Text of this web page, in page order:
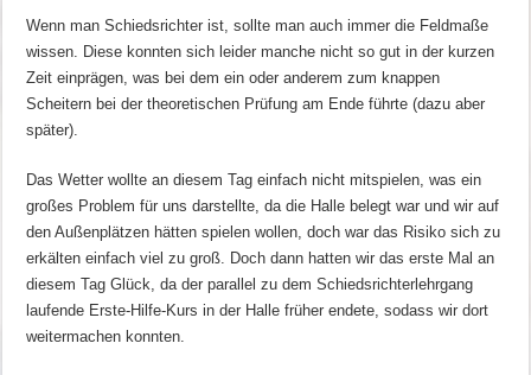
Wenn man Schiedsrichter ist, sollte man auch immer die Feldmaße
wissen. Diese konnten sich leider manche nicht so gut in der kurzen
Zeit einprägen, was bei dem ein oder anderem zum knappen
Scheitern bei der theoretischen Prüfung am Ende führte (dazu aber
später).
Das Wetter wollte an diesem Tag einfach nicht mitspielen, was ein
großes Problem für uns darstellte, da die Halle belegt war und wir auf
den Außenplätzen hätten spielen wollen, doch war das Risiko sich zu
erkälten einfach viel zu groß. Doch dann hatten wir das erste Mal an
diesem Tag Glück, da der parallel zu dem Schiedsrichterlehrgang
laufende Erste-Hilfe-Kurs in der Halle früher endete, sodass wir dort
weitermachen konnten.